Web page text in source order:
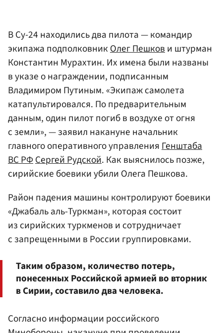
В Су-24 находились два пилота — командир
экипажа подполковникОлег Пешкови штурман
Константин Мурахтин. Их имена были названы
в указе о награждении, подписанным
Владимиром Путиным. «Экипаж самолета
катапультировался. По предварительным
данным, один пилот погиб в воздухе от огня
с земли», — заявил накануне начальник
главного оперативного управленияГенштаба
ВС РФСергей Рудской. Как выяснилось позже,
сирийские боевики убили Олега Пешкова.
Район падения машины контролируют боевики
«Джабаль аль-Туркман», которая состоит
из сирийских туркменов и сотрудничает
с запрещенными в России группировками.
Таким образом, количество потерь,
понесенных Российской армией во вторник
в Сирии, составило два человека.
Согласно информации российского